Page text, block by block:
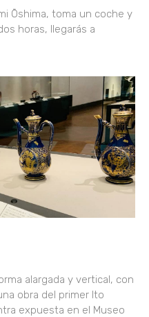
Ōshima, toma un coche y
horas, llegarás a
alargada y vertical, con
obra del primer Ito
expuesta en el Museo